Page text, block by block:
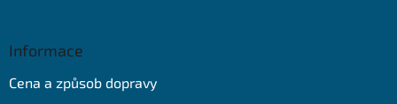
Informace
Cena a způsob dopravy